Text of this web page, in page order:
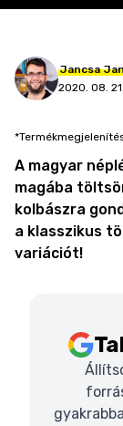
Jancsa
2020. 08. 21.
A magyar
magába
kolbászra
a klasszikus
variációt!